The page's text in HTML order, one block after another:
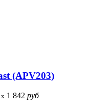
(APV203)
x 1 842 руб